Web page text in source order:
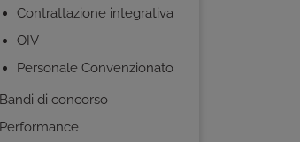
Contrattazione integrativa
OIV
Personale Convenzionato
Bandi di concorso
Performance